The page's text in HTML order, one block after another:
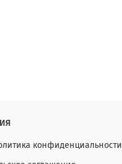
конфиденциальности